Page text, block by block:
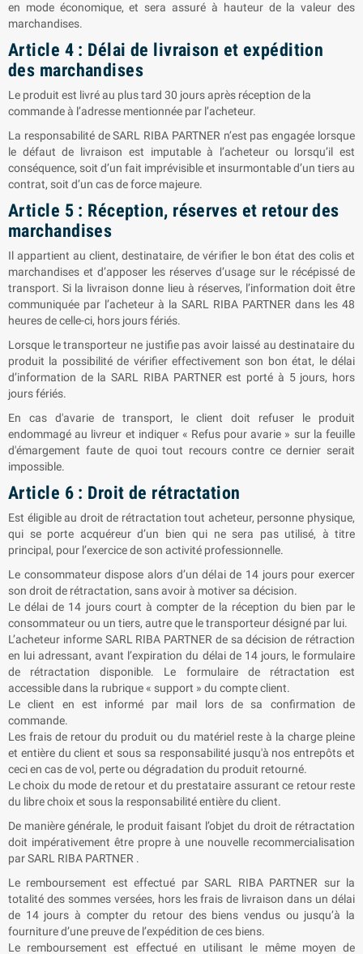
en mode économique, et sera assuré à hauteur de la valeur des
marchandises.
Article 4 : Délai de livraison et expédition
des marchandises
Le produit est livré au plus tard 30 jours après réception de la
commande à l’adresse mentionnée par l’acheteur.
La responsabilité de SARL RIBA PARTNER n’est pas engagée lorsque
le défaut de livraison est imputable à l’acheteur ou lorsqu’il est
conséquence, soit d’un fait imprévisible et insurmontable d’un tiers au
contrat, soit d’un cas de force majeure.
Article 5 : Réception, réserves et retour des
marchandises
Il appartient au client, destinataire, de vérifier le bon état des colis et
marchandises et d’apposer les réserves d’usage sur le récépissé de
transport. Si la livraison donne lieu à réserves, l’information doit être
communiquée par l’acheteur à la SARL RIBA PARTNER dans les 48
heures de celle-ci, hors jours fériés.
Lorsque le transporteur ne justifie pas avoir laissé au destinataire du
produit la possibilité de vérifier effectivement son bon état, le délai
d’information de la SARL RIBA PARTNER est porté à 5 jours, hors
jours fériés.
En cas d'avarie de transport, le client doit refuser le produit
endommagé au livreur et indiquer « Refus pour avarie » sur la feuille
d'émargement faute de quoi tout recours contre ce dernier serait
impossible.
Article 6 : Droit de rétractation
Est éligible au droit de rétractation tout acheteur, personne physique,
qui se porte acquéreur d’un bien qui ne sera pas utilisé, à titre
principal, pour l’exercice de son activité professionnelle.
Le consommateur dispose alors d’un délai de 14 jours pour exercer
son droit de rétractation, sans avoir à motiver sa décision.
Le délai de 14 jours court à compter de la réception du bien par le
consommateur ou un tiers, autre que le transporteur désigné par lui.
L’acheteur informe SARL RIBA PARTNER de sa décision de rétraction
en lui adressant, avant l’expiration du délai de 14 jours, le formulaire
de rétractation disponible. Le formulaire de rétractation est
accessible dans la rubrique « support » du compte client.
Le client en est informé par mail lors de sa confirmation de
commande.
Les frais de retour du produit ou du matériel reste à la charge pleine
et entière du client et sous sa responsabilité jusqu'à nos entrepôts et
ceci en cas de vol, perte ou dégradation du produit retourné.
Le choix du mode de retour et du prestataire assurant ce retour reste
du libre choix et sous la responsabilité entière du client.
De manière générale, le produit faisant l’objet du droit de rétractation
doit impérativement être propre à une nouvelle recommercialisation
par SARL RIBA PARTNER .
Le remboursement est effectué par SARL RIBA PARTNER sur la
totalité des sommes versées, hors les frais de livraison dans un délai
de 14 jours à compter du retour des biens vendus ou jusqu’à la
fourniture d’une preuve de l’expédition de ces biens.
Le remboursement est effectué en utilisant le même moyen de